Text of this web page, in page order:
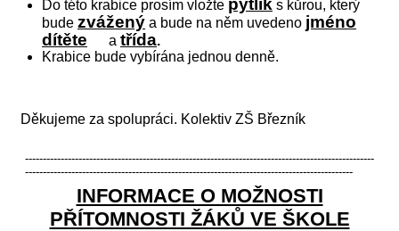
Do této krabice prosím vložte pytlík s kůrou, který
bude zvážený a bude na něm uvedeno jméno
dítěte
a třída.
Krabice bude vybírána jednou denně.
Děkujeme za spolupráci. Kolektiv ZŠ Březník
--------------------------------------------------------------------------------------------------
--------------------------------------------------------------------------------------------
INFORMACE O MOŽNOSTI
PŘÍTOMNOSTI ŽÁKŮ VE ŠKOLE